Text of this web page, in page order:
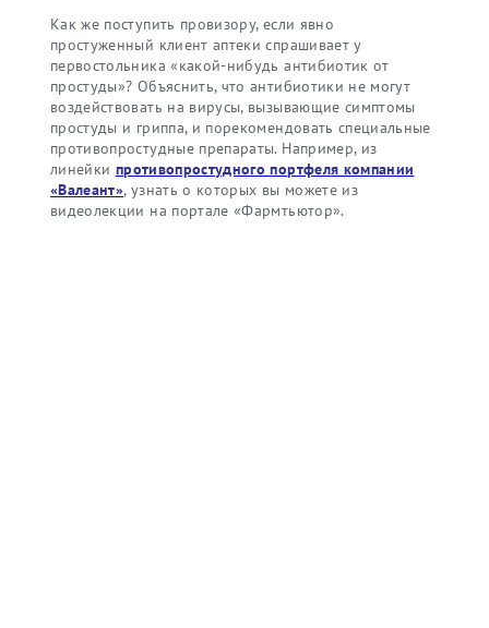
Как же поступить провизору, если явно
простуженный клиент аптеки спрашивает у
первостольника «какой-нибудь антибиотик от
простуды»? Объяснить, что антибиотики не могут
воздействовать на вирусы, вызывающие симптомы
простуды и гриппа, и порекомендовать специальные
противопростудные препараты. Например, из
линейки противопростудного портфеля компании
«Валеант», узнать о которых вы можете из
видеолекции на портале «Фармтьютор».